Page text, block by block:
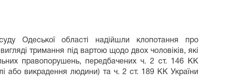
Одеської області надійшли клопотання про
тримання під вартою щодо двох чоловіків, які
правопорушень, передбачених ч. 2 ст. 146 КК
або викрадення людини) та ч. 2 ст. 189 КК України